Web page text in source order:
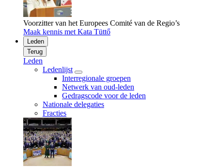
Voorzitter van het Europees Comité van de Regio’s
Maak kennis met Kata Tüttő
Leden
Terug
Leden
Ledenlijst
Interregionale groepen
Netwerk van oud-leden
Gedragscode voor de leden
Nationale delegaties
Fracties